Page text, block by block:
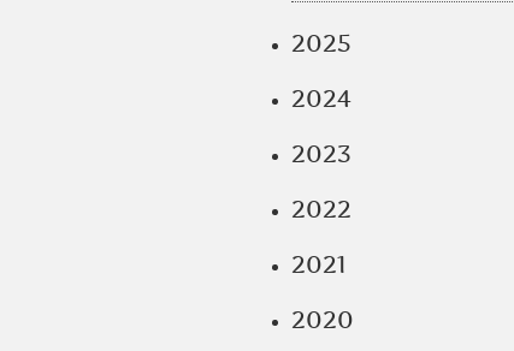
2025
2024
2023
2022
2021
2020